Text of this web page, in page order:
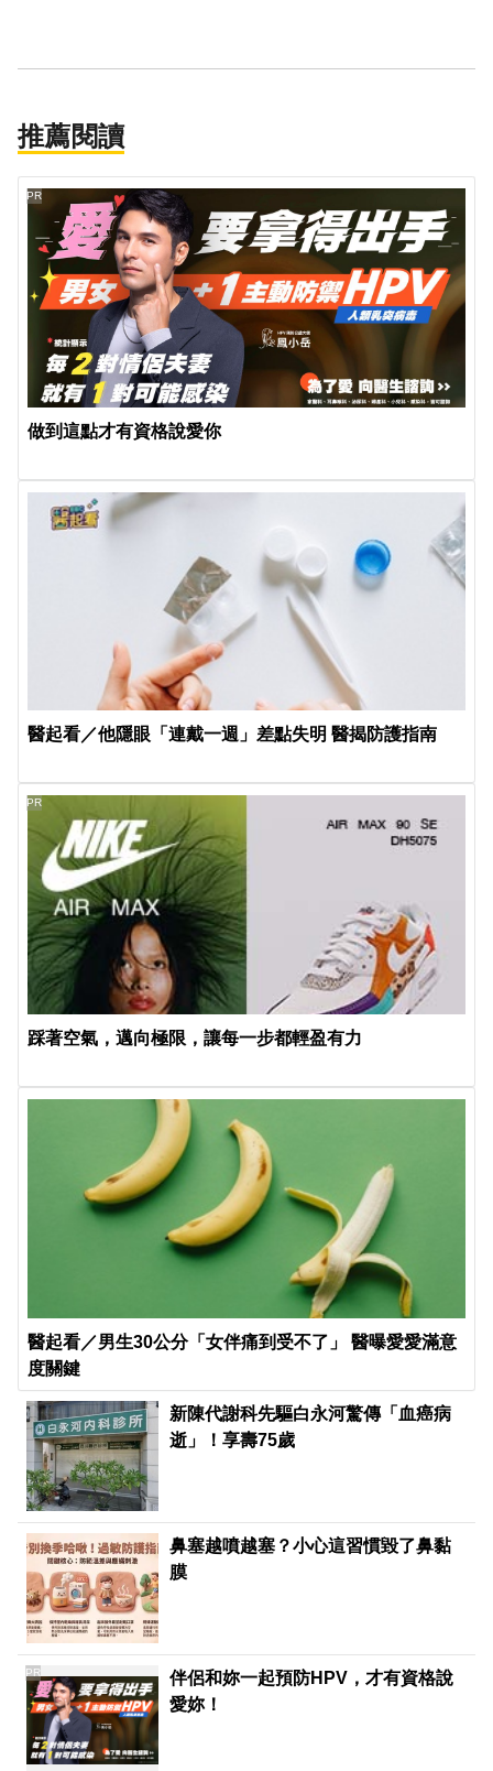
推薦閱讀
做到這點才有資格說愛你
PR
醫起看／他隱眼「連戴一週」差點失明 醫揭防護指南
踩著空氣，邁向極限，讓每一步都輕盈有力
PR
醫起看／男生30公分「女伴痛到受不了」 醫曝愛愛滿意
度關鍵
新陳代謝科先驅白永河驚傳「血癌病
逝」！享壽75歲
鼻塞越噴越塞？小心這習慣毀了鼻黏
膜
伴侶和妳一起預防HPV，才有資格說
愛妳！
PR